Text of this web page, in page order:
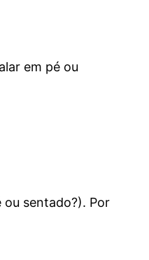
em pé ou
sentado?). Por